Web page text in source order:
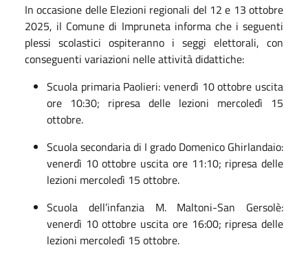
In occasione delle Elezioni regionali del 12 e 13 ottobre
2025, il Comune di Impruneta informa che i seguenti
plessi scolastici ospiteranno i seggi elettorali, con
conseguenti variazioni nelle attività didattiche:
Scuola primaria Paolieri: venerdì 10 ottobre uscita
ore 10:30; ripresa delle lezioni mercoledì 15
ottobre.
Scuola secondaria di I grado Domenico Ghirlandaio:
venerdì 10 ottobre uscita ore 11:10; ripresa delle
lezioni mercoledì 15 ottobre.
Scuola dell’infanzia M. Maltoni-San Gersolè:
venerdì 10 ottobre uscita ore 16:00; ripresa delle
lezioni mercoledì 15 ottobre.